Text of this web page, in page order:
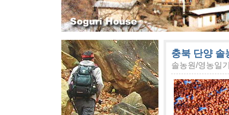
충북 단양 솔
솔농원/영농일